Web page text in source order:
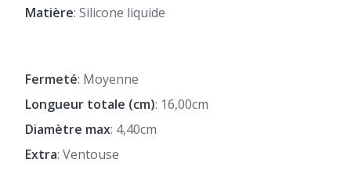
Matière: Silicone liquide
Fermeté: Moyenne
Longueur totale (cm): 16,00cm
Diamètre max: 4,40cm
Extra: Ventouse